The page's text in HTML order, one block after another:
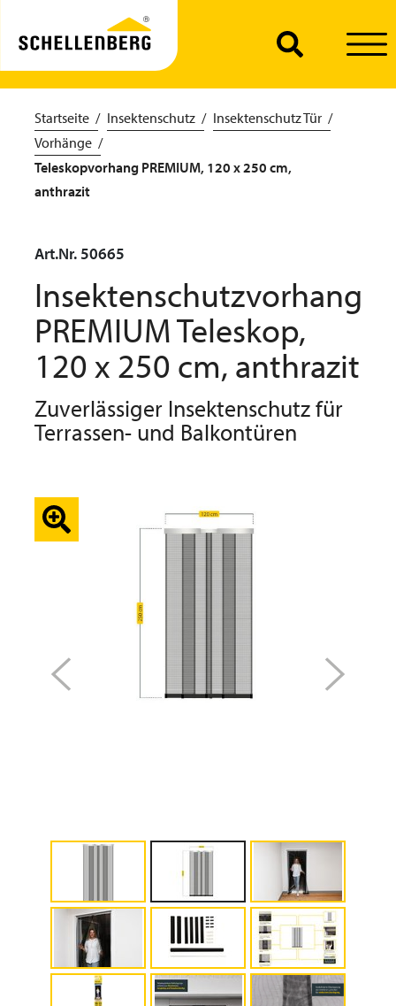
Startseite Insektenschutz
Insektenschutz Tür
Vorhänge
Teleskopvorhang PREMIUM, 120 x 250 cm,
anthrazit
Art.Nr. 50665
Insektenschutzvorhang
PREMIUM Teleskop,
120 x 250 cm, anthrazit
Zuverlässiger Insektenschutz für
Terrassen- und Balkontüren